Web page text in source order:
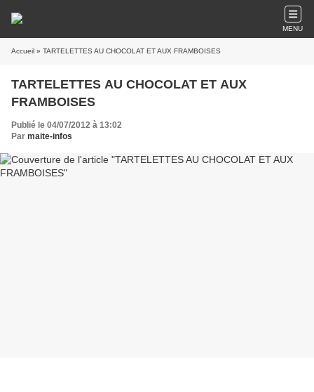
MENU
Accueil » TARTELETTES AU CHOCOLAT ET AUX FRAMBOISES
TARTELETTES AU CHOCOLAT ET AUX
FRAMBOISES
Publié le 04/07/2012 à 13:02
Par maite-infos